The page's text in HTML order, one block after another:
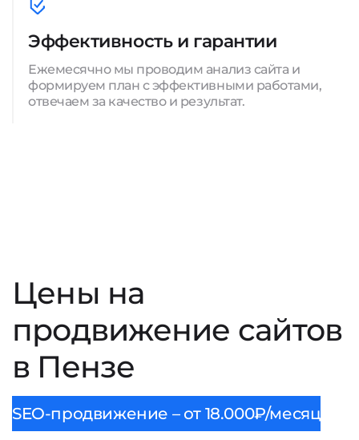
Эффективность и гарантии
Ежемесячно мы проводим анализ сайта и
формируем план с эффективными работами,
отвечаем за качество и результат.
Цены на
продвижение сайтов
в Пензе
SEO-продвижение – от 18.000₽/месяц